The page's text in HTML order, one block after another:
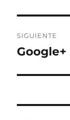
SIGUIENTE
Entrada
Google+